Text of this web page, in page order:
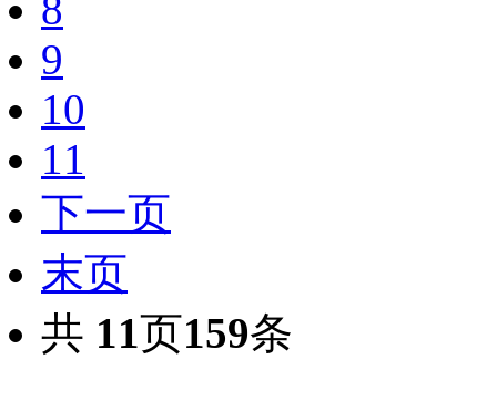
9
10
11
下一页
末页
共 11页159条